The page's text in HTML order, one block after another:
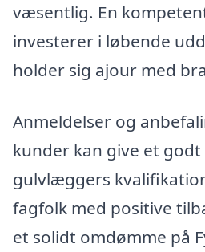
væsentlig. En
investerer i løbende
holder sig ajour med
Anmeldelser og
kunder kan give et
gulvlæggers
fagfolk med positive
et solidt omdømme på